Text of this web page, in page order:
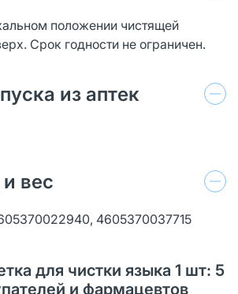
положении чистящей
Срок годности не ограничен.
из аптек
вес
4605370037715
для чистки языка 1 шт: 5
и фармацевтов